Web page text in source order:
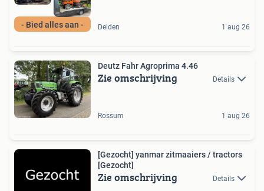
- Bied alles aan - Delden 1 aug 26
Deutz Fahr Agroprima 4.46
Zie omschrijving Details
Rossum 1 aug 26
[Gezocht] yanmar zitmaaiers / tractors
[Gezocht]
Zie omschrijving Details